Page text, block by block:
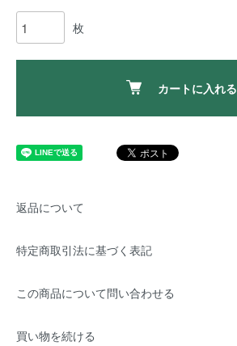
枚
カートに入れる
返品について
特定商取引法に基づく表記
この商品について問い合わせる
買い物を続ける